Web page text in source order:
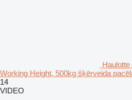
Working Height, 500kg šķērveida
14
VIDEO